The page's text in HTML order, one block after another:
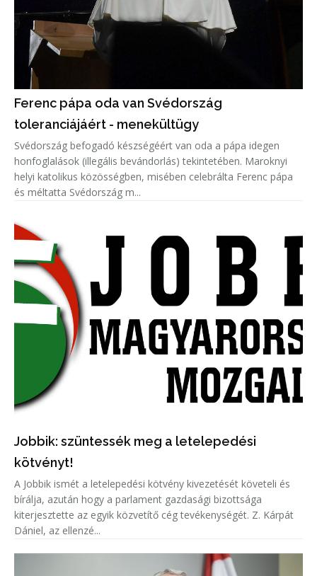
Ferenc pápa oda van Svédország
toleranciájáért - menekültügy
Svédország befogadó készségéért van oda a pápa idegen
honfoglalások (illegális bevándorlás) tekintetében. Maroknyi
helyi katolikus közösségben, misében celebrálta Ferenc pápa
és méltatta Svédország m...
Jobbik: szüntessék meg a letelepedési
kötvényt!
A Jobbik ismét a letelepedési kötvény kivezetését követeli és
bírálja, azután hogy a parlament gazdasági bizottsága
kiterjesztette az egyik közvetítő cég tevékenységét. Z. Kárpát
Dániel, az ellenzé...